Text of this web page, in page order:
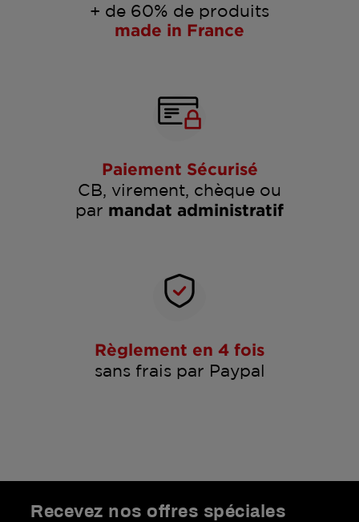
+ de 60% de produits
made in France
Paiement Sécurisé
CB, virement, chèque ou
par mandat administratif
Règlement en 4 fois
sans frais par Paypal
Recevez nos offres spéciales